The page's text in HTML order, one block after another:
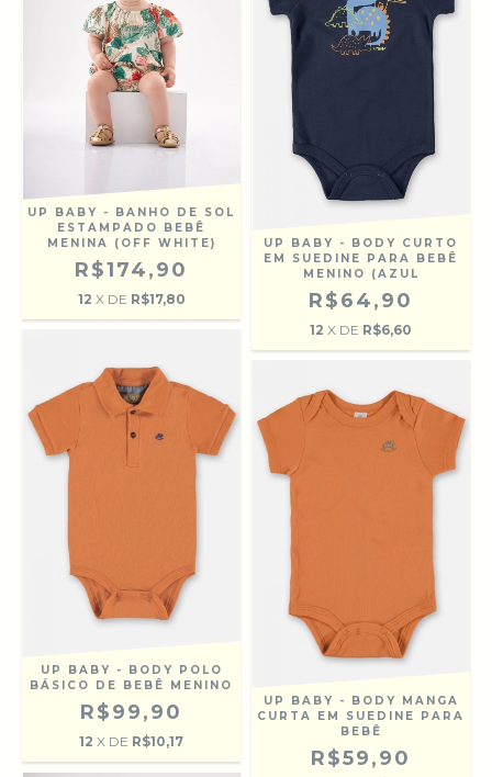
UP BABY - BANHO DE SOL
ESTAMPADO BEBÊ
MENINA (OFF WHITE)
R$174,90
12 X DE R$17,80
UP BABY - BODY CURTO
EM SUEDINE PARA BEBÊ
MENINO (AZUL
R$64,90
12 X DE R$6,60
UP BABY - BODY POLO
BÁSICO DE BEBÊ MENINO
R$99,90
12 X DE R$10,17
UP BABY - BODY MANGA
CURTA EM SUEDINE PARA
BEBÊ
R$59,90